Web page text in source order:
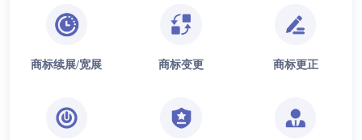
商标续展/宽展 商标变更 商标更正